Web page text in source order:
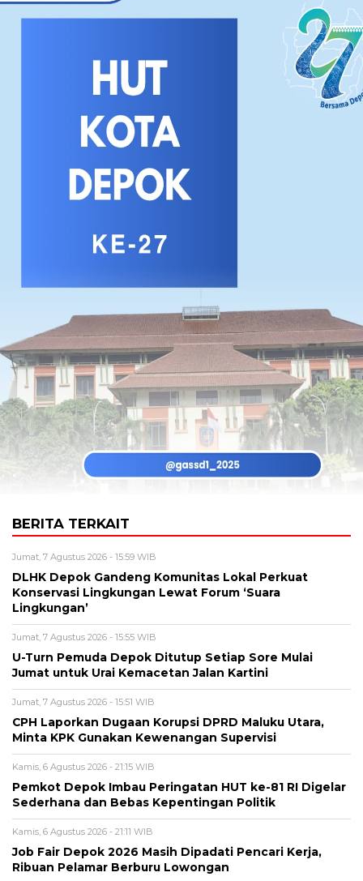
BERITA TERKAIT
Jumat, 7 Agustus 2026 - 15:59 WIB
DLHK Depok Gandeng Komunitas Lokal Perkuat
Konservasi Lingkungan Lewat Forum ‘Suara
Lingkungan’
Jumat, 7 Agustus 2026 - 15:55 WIB
U-Turn Pemuda Depok Ditutup Setiap Sore Mulai
Jumat untuk Urai Kemacetan Jalan Kartini
Jumat, 7 Agustus 2026 - 15:51 WIB
CPH Laporkan Dugaan Korupsi DPRD Maluku Utara,
Minta KPK Gunakan Kewenangan Supervisi
Kamis, 6 Agustus 2026 - 21:15 WIB
Pemkot Depok Imbau Peringatan HUT ke-81 RI Digelar
Sederhana dan Bebas Kepentingan Politik
Kamis, 6 Agustus 2026 - 21:11 WIB
Job Fair Depok 2026 Masih Dipadati Pencari Kerja,
Ribuan Pelamar Berburu Lowongan